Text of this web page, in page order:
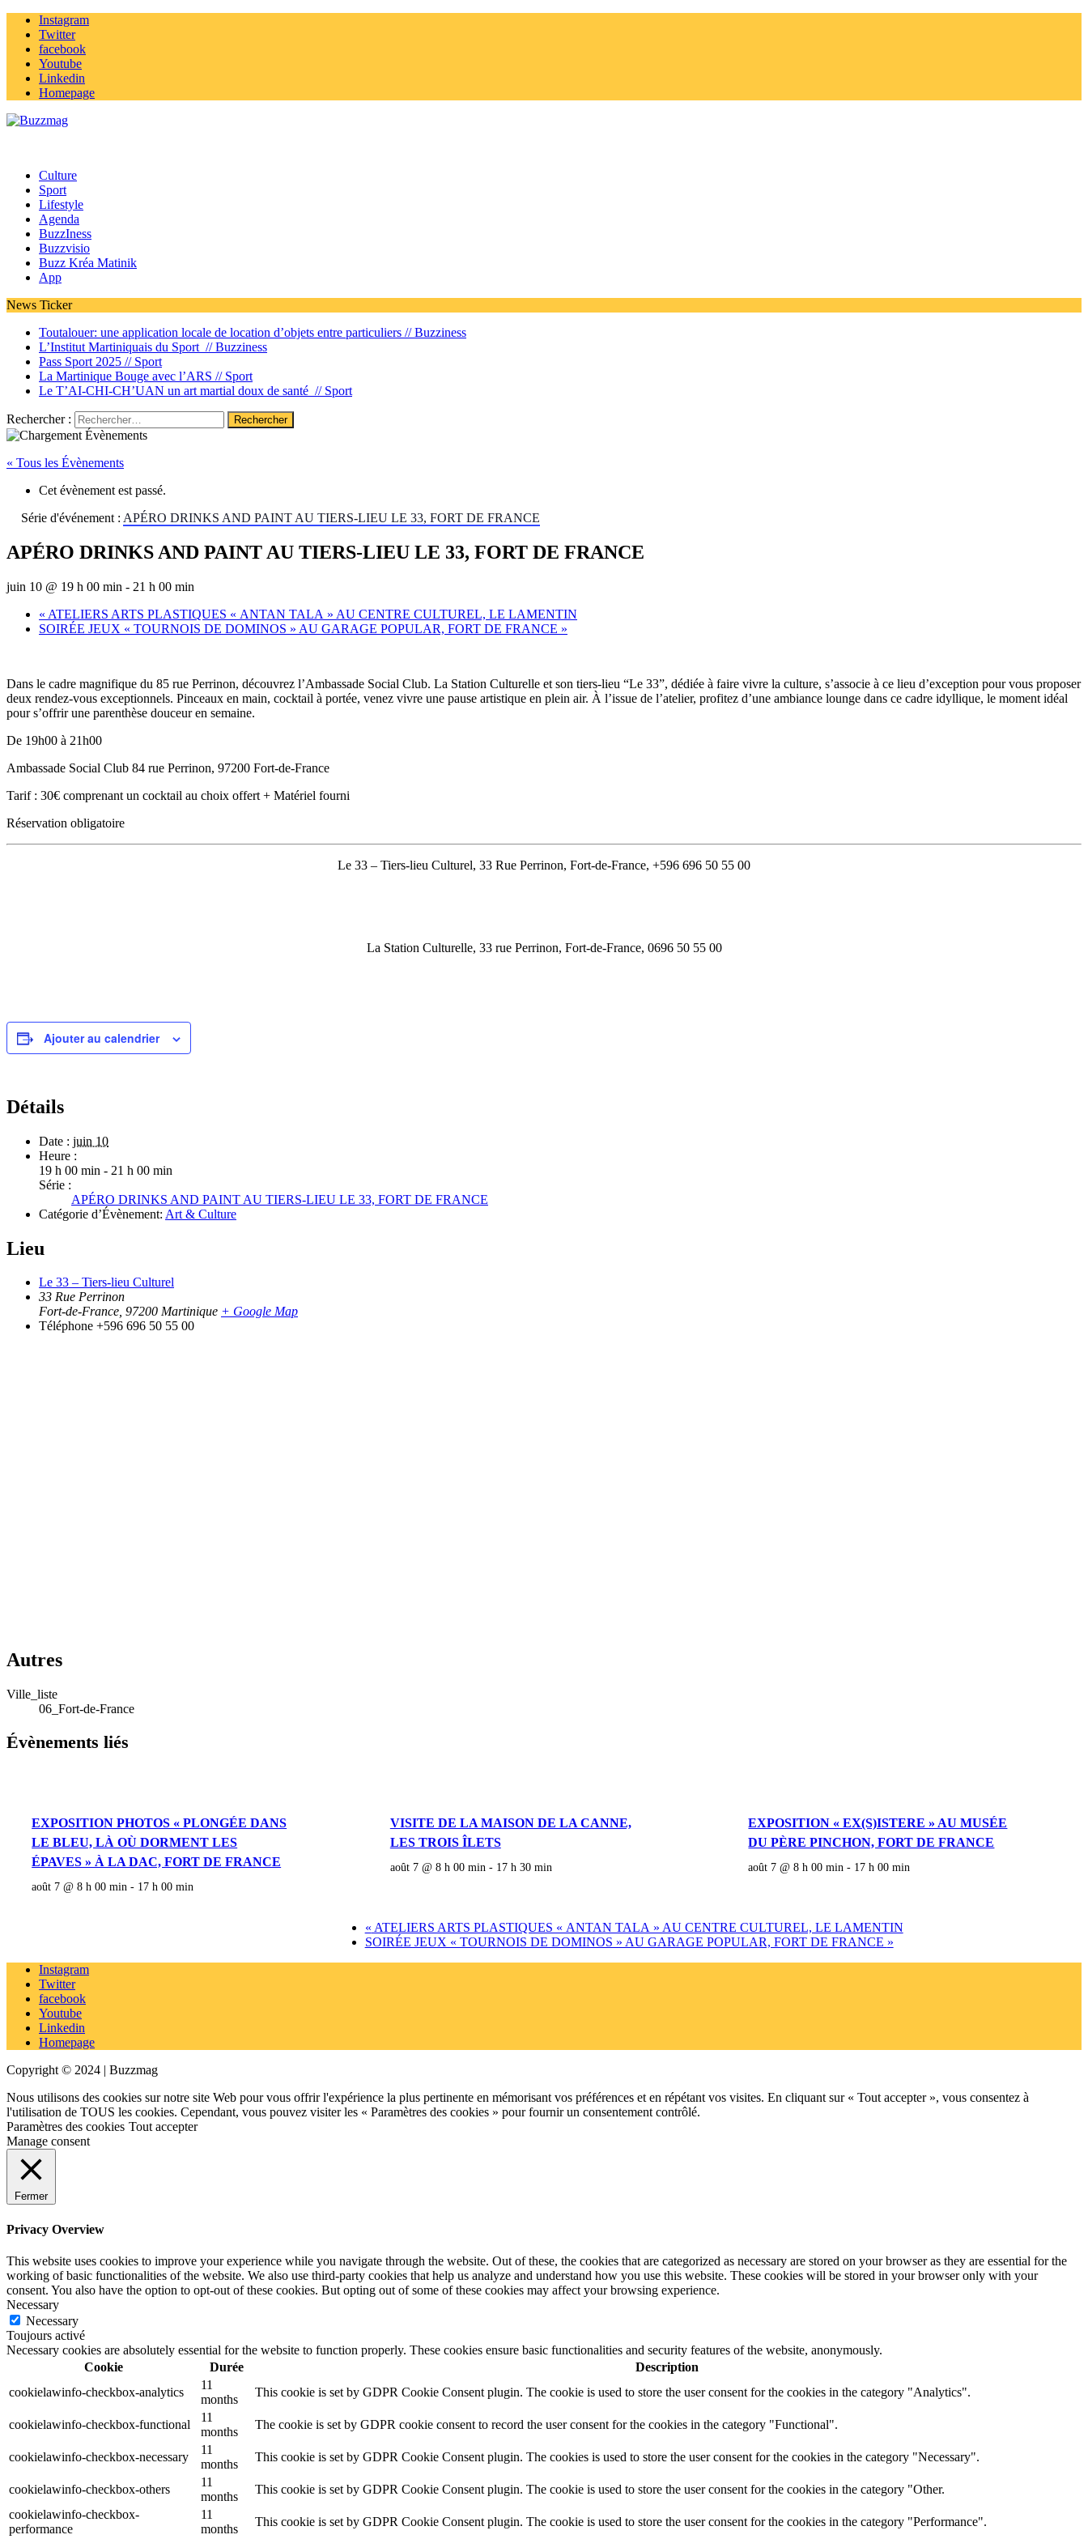
Instagram
Twitter
facebook
Youtube
Linkedin
Homepage
Culture
Sport
Lifestyle
Agenda
BuzzIness
Buzzvisio
Buzz Kréa Matinik
App
News Ticker
Toutalouer: une application locale de location d’objets entre particuliers //Buzziness
L’Institut Martiniquais du Sport //Buzziness
Pass Sport 2025 // Sport
La Martinique Bouge avec l’ARS // Sport
Le T’AI-CHI-CH’UAN un art martial doux de santé // Sport
Rechercher :
« Tous les Évènements
Cet évènement est passé.
Série d'événement : APÉRO DRINKS AND PAINT AU TIERS-LIEU LE 33, FORT DE FRANCE
APÉRO DRINKS AND PAINT AU TIERS-LIEU LE 33, FORT DE FRANCE
juin 10 @ 19 h 00 min - 21 h 00 min
« ATELIERS ARTS PLASTIQUES « ANTAN TALA » AU CENTRE CULTUREL, LE LAMENTIN
SOIRÉE JEUX « TOURNOIS DE DOMINOS » AU GARAGE POPULAR, FORT DE FRANCE »
Dans le cadre magnifique du 85 rue Perrinon, découvrez l’Ambassade Social Club. La Station Culturelle et son tiers-lieu “Le 33”, dédiée à faire vivre la culture, s’associe à ce lieu d’exception pour vous proposer
deux rendez-vous exceptionnels. Pinceaux en main, cocktail à portée, venez vivre une pause artistique en plein air. À l’issue de l’atelier, profitez d’une ambiance lounge dans ce cadre idyllique, le moment idéal
pour s’offrir une parenthèse douceur en semaine.
De 19h00 à 21h00
Ambassade Social Club 84 rue Perrinon, 97200 Fort-de-France
Tarif : 30€ comprenant un cocktail au choix offert + Matériel fourni
Réservation obligatoire
Le 33 – Tiers-lieu Culturel, 33 Rue Perrinon, Fort-de-France, +596 696 50 55 00
La Station Culturelle, 33 rue Perrinon, Fort-de-France, 0696 50 55 00
Ajouter au calendrier
Détails
Date : juin 10
Heure :
19 h 00 min - 21 h 00 min
Série :
APÉRO DRINKS AND PAINT AU TIERS-LIEU LE 33, FORT DE FRANCE
Catégorie d’Évènement: Art & Culture
Lieu
Le 33 – Tiers-lieu Culturel
33 Rue Perrinon
Fort-de-France, 97200 Martinique + Google Map
Téléphone +596 696 50 55 00
Autres
Ville_liste
06_Fort-de-France
Évènements liés
EXPOSITION PHOTOS « PLONGÉE DANS
LE BLEU, LÀ OÙ DORMENT LES
ÉPAVES » À LA DAC, FORT DE FRANCE
août 7 @ 8 h 00 min - 17 h 00 min
VISITE DE LA MAISON DE LA CANNE,
LES TROIS ÎLETS
août 7 @ 8 h 00 min - 17 h 30 min
EXPOSITION « EX(S)ISTERE » AU MUSÉE
DU PÈRE PINCHON, FORT DE FRANCE
août 7 @ 8 h 00 min - 17 h 00 min
« ATELIERS ARTS PLASTIQUES « ANTAN TALA » AU CENTRE CULTUREL, LE LAMENTIN
SOIRÉE JEUX « TOURNOIS DE DOMINOS » AU GARAGE POPULAR, FORT DE FRANCE »
Instagram
Twitter
facebook
Youtube
Linkedin
Homepage
Copyright © 2024 | Buzzmag
Nous utilisons des cookies sur notre site Web pour vous offrir l'expérience la plus pertinente en mémorisant vos préférences et en répétant vos visites. En cliquant sur « Tout accepter », vous consentez à
l'utilisation de TOUS les cookies. Cependant, vous pouvez visiter les « Paramètres des cookies » pour fournir un consentement contrôlé.
Paramètres des cookies Tout accepter
Manage consent
Fermer
Privacy Overview
This website uses cookies to improve your experience while you navigate through the website. Out of these, the cookies that are categorized as necessary are stored on your browser as they are essential for the
working of basic functionalities of the website. We also use third-party cookies that help us analyze and understand how you use this website. These cookies will be stored in your browser only with your
consent. You also have the option to opt-out of these cookies. But opting out of some of these cookies may affect your browsing experience.
Necessary
Necessary
Toujours activé
Necessary cookies are absolutely essential for the website to function properly. These cookies ensure basic functionalities and security features of the website, anonymously.
Cookie
Durée
Description
cookielawinfo-checkbox-analytics
11
months
This cookie is set by GDPR Cookie Consent plugin. The cookie is used to store the user consent for the cookies in the category "Analytics".
cookielawinfo-checkbox-functional
11
months
The cookie is set by GDPR cookie consent to record the user consent for the cookies in the category "Functional".
cookielawinfo-checkbox-necessary
11
months
This cookie is set by GDPR Cookie Consent plugin. The cookies is used to store the user consent for the cookies in the category "Necessary".
cookielawinfo-checkbox-others
11
months
This cookie is set by GDPR Cookie Consent plugin. The cookie is used to store the user consent for the cookies in the category "Other.
cookielawinfo-checkbox-
performance
11
months
This cookie is set by GDPR Cookie Consent plugin. The cookie is used to store the user consent for the cookies in the category "Performance".